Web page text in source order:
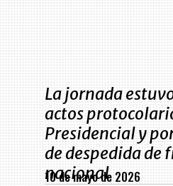
La jornada
actos
Presidencial y
de despedida de
nacional
10 de mayo de 2026